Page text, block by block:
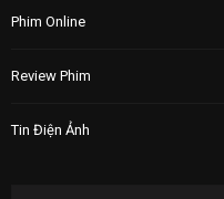
Phim Online
Review Phim
Tin Điện Ảnh